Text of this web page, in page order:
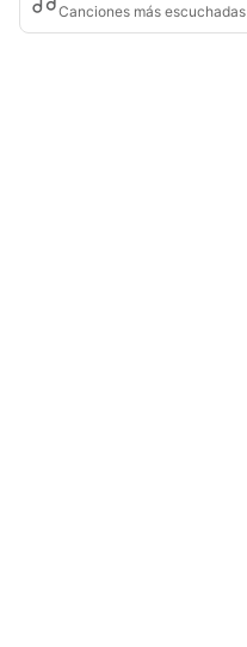
Canciones más escuchadas